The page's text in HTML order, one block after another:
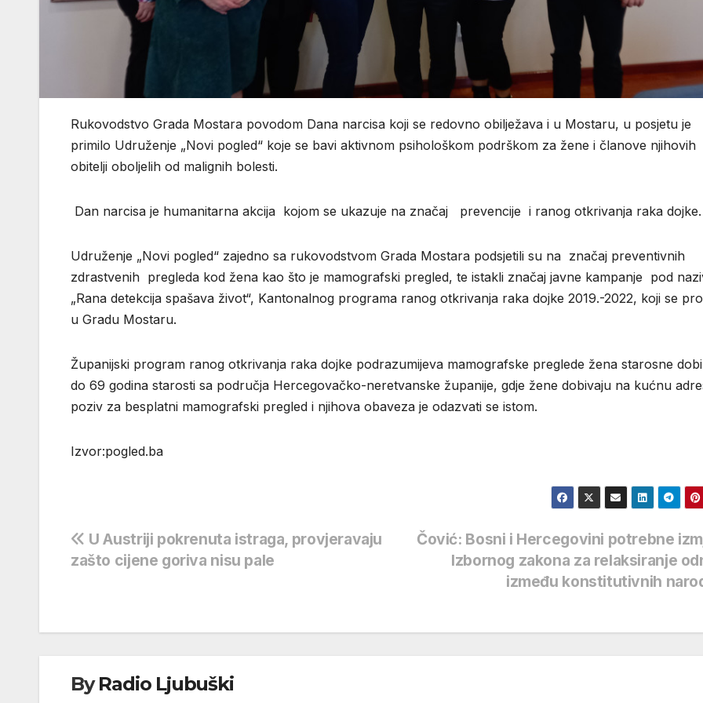
Rukovodstvo Grada Mostara povodom Dana narcisa koji se redovno obilježava i u Mostaru, u posjetu je
primilo Udruženje „Novi pogled“ koje se bavi aktivnom psihološkom podrškom za žene i članove njihovih
obitelji oboljelih od malignih bolesti.
Dan narcisa je humanitarna akcija kojom se ukazuje na značaj prevencije i ranog otkrivanja raka dojke.
Udruženje „Novi pogled“ zajedno sa rukovodstvom Grada Mostara podsjetili su na značaj preventivnih
zdrastvenih pregleda kod žena kao što je mamografski pregled, te istakli značaj javne kampanje pod
„Rana detekcija spašava život“, Kantonalnog programa ranog otkrivanja raka dojke 2019.-2022, koji se
u Gradu Mostaru.
Županijski program ranog otkrivanja raka dojke podrazumijeva mamografske preglede žena starosne
do 69 godina starosti sa područja Hercegovačko-neretvanske županije, gdje žene dobivaju na kućnu
poziv za besplatni mamografski pregled i njihova obaveza je odazvati se istom.
Izvor:pogled.ba
Navigacija
objava
Čović: Bosni i Hercegovini potrebne
Izbornog zakona za relaksiranje
između konstitutivnih
U Austriji pokrenuta istraga, provjeravaju
zašto cijene goriva nisu pale
ByRadio Ljubuški